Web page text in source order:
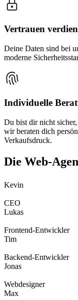
Vertrauen
Deine Daten sind bei
moderne
Individuelle
Du bist dir nicht
wir beraten dich
Verkaufsdruck.
Die Web-
Kevin
CEO
Lukas
Frontend-Entwickler
Tim
Backend-Entwickler
Jonas
Webdesigner
Max